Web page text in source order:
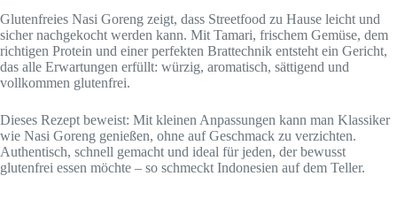
Glutenfreies Nasi Goreng zeigt, dass Streetfood zu Hause leicht und
sicher nachgekocht werden kann. Mit Tamari, frischem Gemüse, dem
richtigen Protein und einer perfekten Brattechnik entsteht ein Gericht,
das alle Erwartungen erfüllt: würzig, aromatisch, sättigend und
vollkommen glutenfrei.
Dieses Rezept beweist: Mit kleinen Anpassungen kann man Klassiker
wie Nasi Goreng genießen, ohne auf Geschmack zu verzichten.
Authentisch, schnell gemacht und ideal für jeden, der bewusst
glutenfrei essen möchte – so schmeckt Indonesien auf dem Teller.